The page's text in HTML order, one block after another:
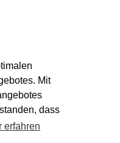
Mit
dass
erfahren